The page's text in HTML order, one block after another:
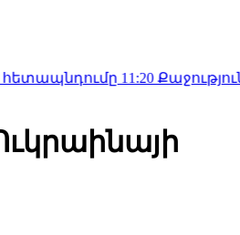
11:20Քաջություն ունեցեք